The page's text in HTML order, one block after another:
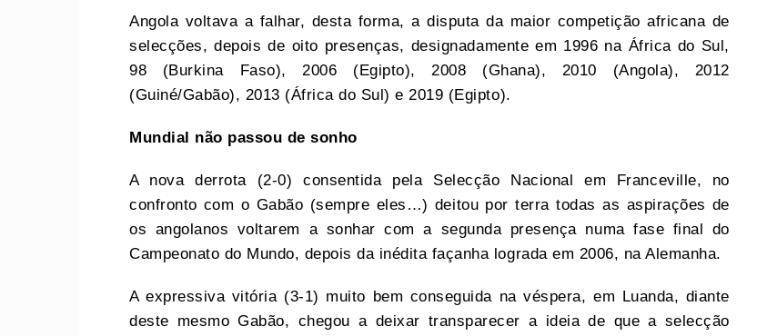
Angola voltava a falhar, desta forma, a disputa da maior competição africana de
selecções, depois de oito presenças, designadamente em 1996 na África do Sul,
98 (Burkina Faso), 2006 (Egipto), 2008 (Ghana), 2010 (Angola), 2012
(Guiné/Gabão), 2013 (África do Sul) e 2019 (Egipto).
Mundial não passou de sonho
A nova derrota (2-0) consentida pela Selecção Nacional em Franceville, no
confronto com o Gabão (sempre eles…) deitou por terra todas as aspirações de
os angolanos voltarem a sonhar com a segunda presença numa fase final do
Campeonato do Mundo, depois da inédita façanha lograda em 2006, na Alemanha.
A expressiva vitória (3-1) muito bem conseguida na véspera, em Luanda, diante
deste mesmo Gabão, chegou a deixar transparecer a ideia de que a selecção